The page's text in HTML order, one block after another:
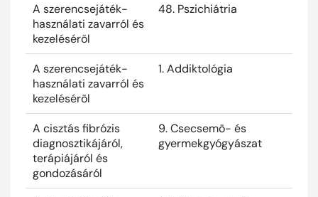
A szerencsejáték-
használati zavarról és
kezelésérõl
48. Pszichiátria
A szerencsejáték-
használati zavarról és
kezelésérõl
1. Addiktológia
A cisztás fibrózis
diagnosztikájáról,
terápiájáról és
gondozásáról
9. Csecsemõ- és
gyermekgyógyászat